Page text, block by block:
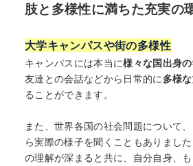
肢と多様性に満ちた充実の
大学キャンパスや街の多様性
キャンパスには本当に様々な国出身
友達との会話などから日常的に 多様
ることができます。
また、世界各国の社会問題について
ら実際の様子を聞くこともありまし
の理解が深まると共に、自分自身、